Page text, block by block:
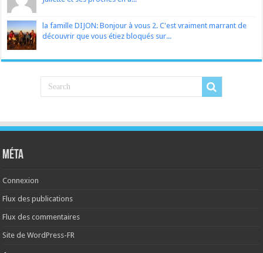
la famille DIJON: Bonjour à vous 2. C'est vraiment marrant de
découvrir que vous étiez bloqués sur...
Méta
Connexion
Flux des publications
Flux des commentaires
Site de WordPress-FR